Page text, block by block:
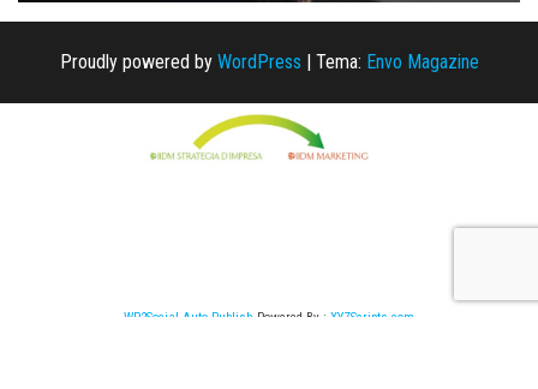
Proudly powered by WordPress | Tema: Envo Magazine
WP2Social Auto Publish Powered By : XYZScripts.com